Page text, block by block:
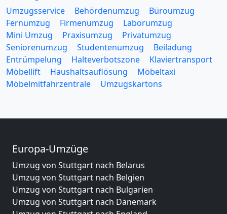
Umzugsservice Behördenumzug
Büroumzug
Fernumzug
Firmenumzug
Laborumzug
Mini Umzug
Praxisumzug
Privatumzug
Seniorenumzug
Studentenumzug
Beiladung
Entrümpelung
Halteverbotszone
Klaviertransport
Möbellift
Haushaltsauflösung
Möbeltaxi
Möbelmitfahrzentrale
Umzugskartons
Europa-Umzüge
Umzug von Stuttgart nach Belarus
Umzug von Stuttgart nach Belgien
Umzug von Stuttgart nach Bulgarien
Umzug von Stuttgart nach Dänemark